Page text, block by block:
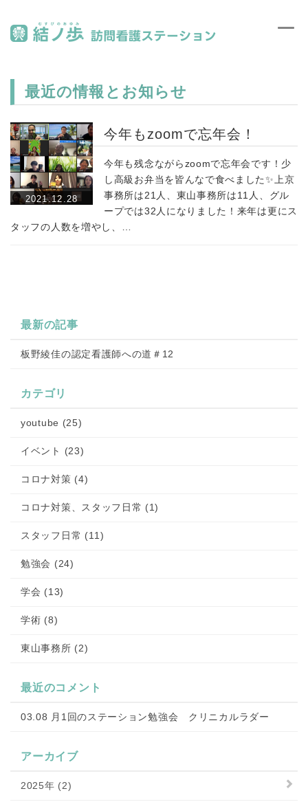
最近の情報とお知らせ
2021.12.28
今年もzoomで忘年会！
今年も残念ながらzoomで忘年会です！少
し高級お弁当を皆んなで食べました✨上京
事務所は21人、東山事務所は11人、グル
ープでは32人になりました！来年は更にス
タッフの人数を増やし、…
最新の記事
板野綾佳の認定看護師への道＃12
カテゴリ
youtube (25)
イベント (23)
コロナ対策 (4)
コロナ対策、スタッフ日常 (1)
スタッフ日常 (11)
勉強会 (24)
学会 (13)
学術 (8)
東山事務所 (2)
最近のコメント
03.08 月1回のステーション勉強会 クリニカルラダー
アーカイブ
2025年 (2)